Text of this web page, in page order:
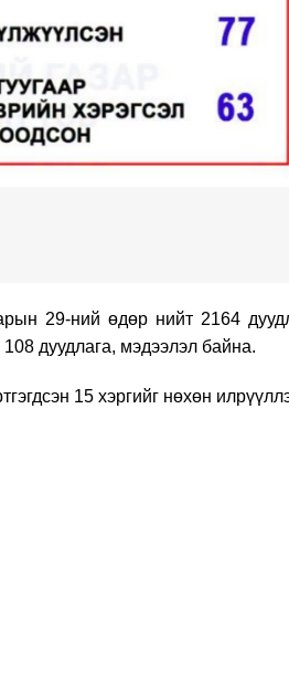
29-ний өдөр нийт 2164
дуудлага, мэдээлэл байна.
15 хэргийг нөхөн